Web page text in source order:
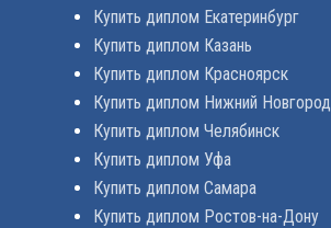
Купить диплом Екатеринбург
Купить диплом Казань
Купить диплом Красноярск
Купить диплом Нижний Новгород
Купить диплом Челябинск
Купить диплом Уфа
Купить диплом Самара
Купить диплом Ростов-на-Дону